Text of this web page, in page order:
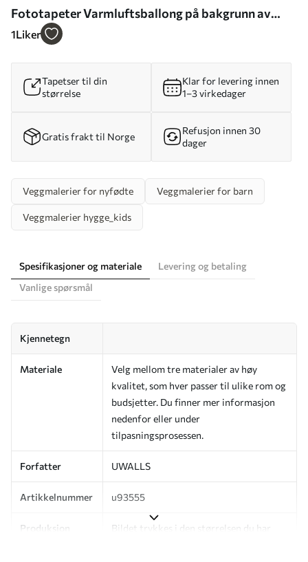
Fototapeter Varmluftsballong på bakgrunn av
myntefjellene Nr. u93555
1Liker
Tapetser til din
størrelse
Klar for levering innen
1–3 virkedager
Gratis frakt til Norge
Refusjon innen 30
dager
Veggmalerier for nyfødte Veggmalerier for barn
Veggmalerier hygge_kids
Spesifikasjoner og materiale
Levering og betaling
Vanlige spørsmål
Kjennetegn
Materiale
Velg mellom tre materialer av høy
kvalitet, som hver passer til ulike rom og
budsjetter. Du finner mer informasjon
nedenfor eller under
tilpasningsprosessen.
Forfatter UWALLS
Artikkelnummer u93555
Produksjon
Bildet trykkes i den størrelsen du har